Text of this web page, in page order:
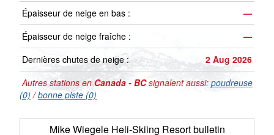
Épaisseur de neige en bas :
—
Épaisseur de neige fraîche :
—
Dernières chutes de neige :
2 Aug 2026
Autres stations enCanada - BCsignalent aussi: poudreuse
(0) /bonne piste (0)
Mike Wiegele Heli-Skiing Resort bulletin